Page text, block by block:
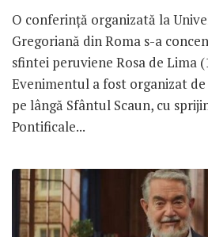
O conferință organizată la
Gregoriană din Roma s-a
sfintei peruviene Rosa de Lima
Evenimentul a fost organizat
pe lângă Sfântul Scaun, cu
Pontificale...